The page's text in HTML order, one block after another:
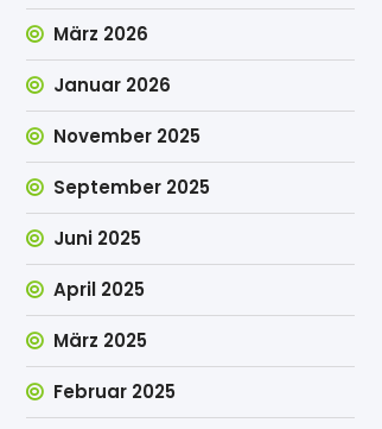
März 2026
Januar 2026
November 2025
September 2025
Juni 2025
April 2025
März 2025
Februar 2025